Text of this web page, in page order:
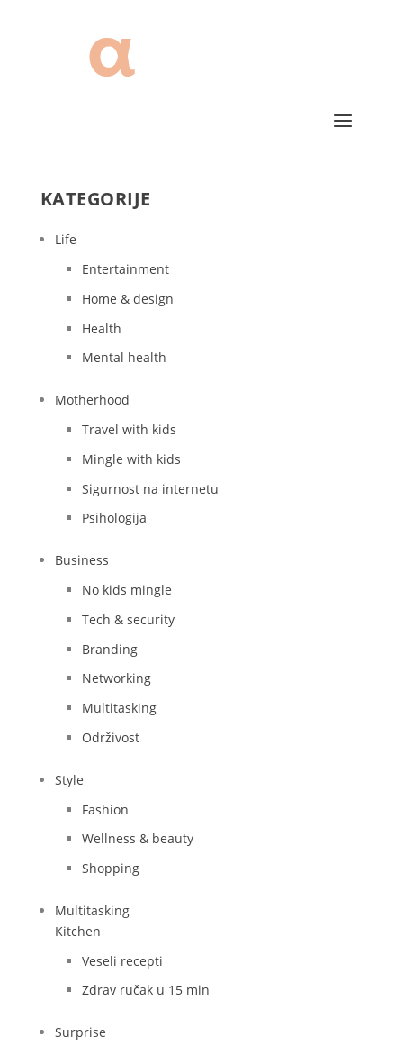
KATEGORIJE
Life
Entertainment
Home & design
Health
Mental health
Motherhood
Travel with kids
Mingle with kids
Sigurnost na internetu
Psihologija
Business
No kids mingle
Tech & security
Branding
Networking
Multitasking
Održivost
Style
Fashion
Wellness & beauty
Shopping
Multitasking
Kitchen
Veseli recepti
Zdrav ručak u 15 min
Surprise